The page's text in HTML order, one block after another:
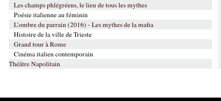
Les champs phlégréens, le lieu de tous les mythes
Poésie italienne au féminin
L’ombre du parrain (2016) - Les mythes de la mafia
Histoire de la ville de Trieste
Grand tour à Rome
Cinéma italien contemporain
Théâtre Napolitain